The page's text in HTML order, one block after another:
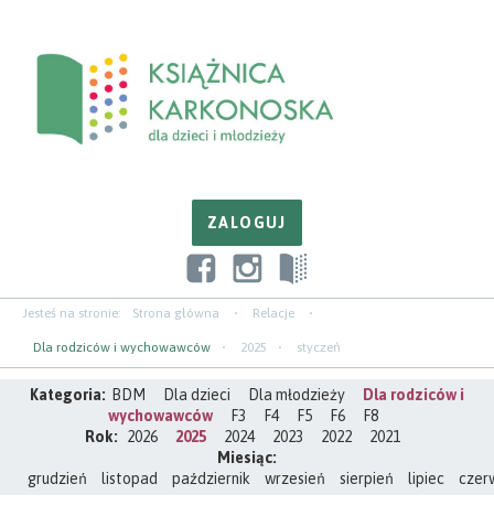
zawartości
nawigacji
paska
Jesteś na stronie: Strona główna Relacje
Dla rodziców i wychowawców 2025 styczeń
Kategoria: BDM Dla dzieci Dla młodzieży
Dla rodziców i
wychowawców
F3 F4 F5 F6
F8
Rok:
2026 2025 2024 2023 2022
2021
Miesiąc:
grudzień
listopad październik wrzesień sierpień lipiec